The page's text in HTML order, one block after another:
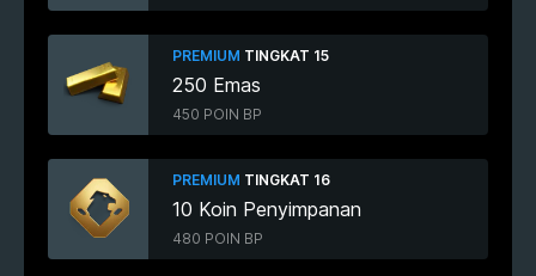
PREMIUM TINGKAT 15
250 Emas
450 POIN BP
PREMIUM TINGKAT 16
10 Koin Penyimpanan
480 POIN BP